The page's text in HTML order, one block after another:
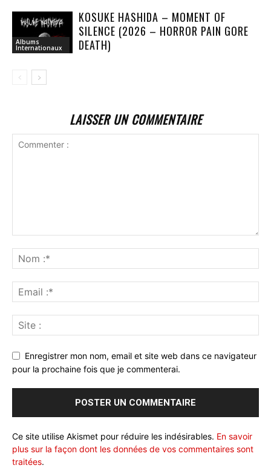
Albums
Internationaux
KOSUKE HASHIDA – MOMENT OF
SILENCE (2026 – HORROR PAIN GORE
DEATH)
LAISSER UN COMMENTAIRE
Enregistrer mon nom, email et site web dans ce navigateur
pour la prochaine fois que je commenterai.
Ce site utilise Akismet pour réduire les indésirables. En savoir
plus sur la façon dont les données de vos commentaires sont
traitées.